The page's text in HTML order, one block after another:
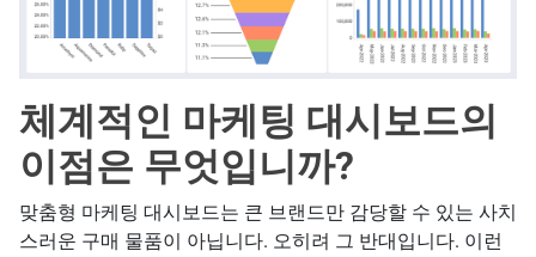
체계적인 마케팅 대시보드의
이점은 무엇입니까?
맞춤형 마케팅 대시보드는 큰 브랜드만 감당할 수 있는 사치
스러운 구매 물품이 아닙니다. 오히려 그 반대입니다. 이런